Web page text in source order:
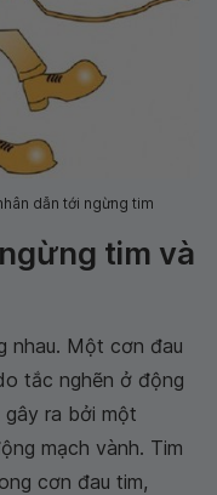
dẫn tới ngừng tim
tim và
nhau. Một cơn đau
tắc nghẽn ở động
ra bởi một
mạch vành. Tim
cơn đau tim,